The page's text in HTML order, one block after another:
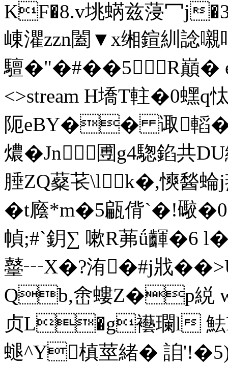
KF�8.v垗蜹兹蓡冖
崠灈zzn闔▼x缃鍹紃諗嚫
驙�"�#��5R巔�
<>stream H墧T軴�0蟔q
阨eBY�� 诹轁
燶�Jn圑g4騘錎共
腄ZQ薒苌\lk�,慡醔蜦j
�t廕*m�5甂偝`�!礮
幀;#`鈅∑ 嗽R茀ǘ齳�6
鼞┄X�?洧�#j戕��
Qb,峹螻Z�p綐
贞L�g襼瓓l 魼
螁^Y槙莖緒� 詯